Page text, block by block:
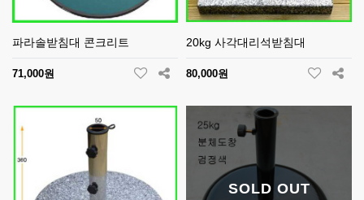
파라솔받침대 콘크리트
71,000원
20kg 사각대리석받침대
80,000원
SOLD OUT